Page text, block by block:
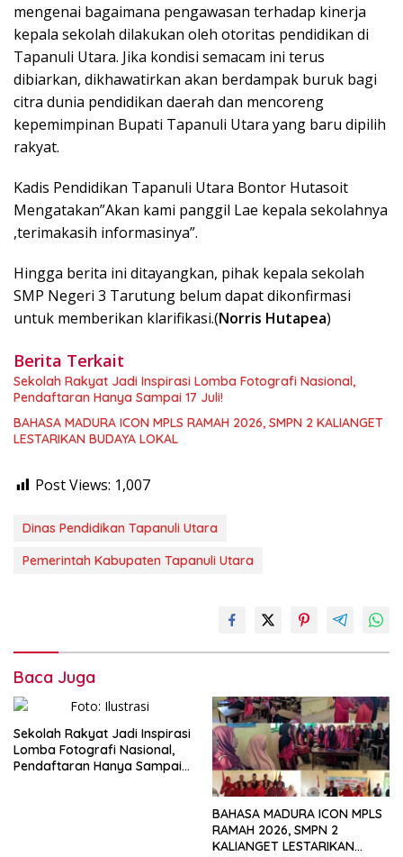
mengenai bagaimana pengawasan terhadap kinerja
kepala sekolah dilakukan oleh otoritas pendidikan di
Tapanuli Utara. Jika kondisi semacam ini terus
dibiarkan, dikhawatirkan akan berdampak buruk bagi
citra dunia pendidikan daerah dan mencoreng
kepemimpinan Bupati Tapanuli Utara yang baru dipilih
rakyat.
Kadis Pendidikan Tapanuli Utara Bontor Hutasoit
Mengatakan”Akan kami panggil Lae kepala sekolahnya
,terimakasih informasinya”.
Hingga berita ini ditayangkan, pihak kepala sekolah
SMP Negeri 3 Tarutung belum dapat dikonfirmasi
untuk memberikan klarifikasi.(Norris Hutapea)
Berita Terkait
Sekolah Rakyat Jadi Inspirasi Lomba Fotografi Nasional,
Pendaftaran Hanya Sampai 17 Juli!
BAHASA MADURA ICON MPLS RAMAH 2026, SMPN 2 KALIANGET
LESTARIKAN BUDAYA LOKAL
Post Views: 1,007
Dinas Pendidikan Tapanuli Utara
Pemerintah Kabupaten Tapanuli Utara
Baca Juga
Sekolah Rakyat Jadi Inspirasi
Lomba Fotografi Nasional,
Pendaftaran Hanya Sampai
BAHASA MADURA ICON MPLS
RAMAH 2026, SMPN 2
KALIANGET LESTARIKAN